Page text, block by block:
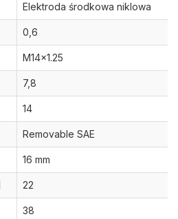
Elektroda środkowa niklowa
0,6
M14x1.25
7,8
14
Removable SAE
16 mm
22
38